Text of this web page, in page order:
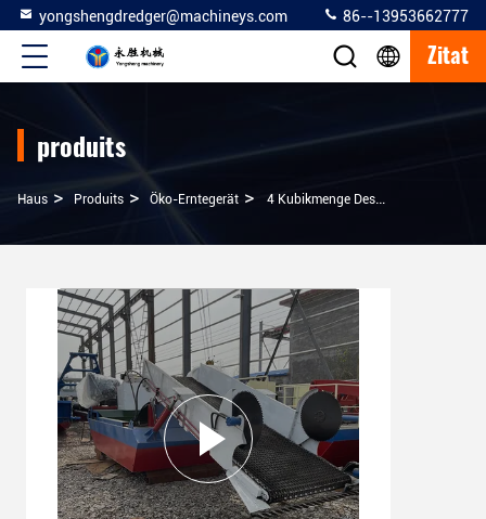
yongshengdredger@machineys.com 86--13953662777
Zitat
produits
Haus > Produits > Öko-Erntegerät > 4 Kubikmenge Des Öko-Sammlers Für Fluss-Wasserweiden-Reißsammler